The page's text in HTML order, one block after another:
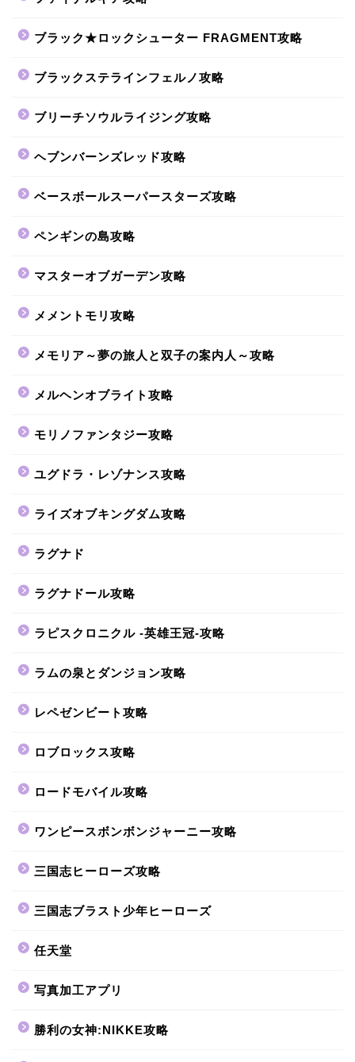
ブラック★ロックシューター FRAGMENT攻略
ブラックステラインフェルノ攻略
ブリーチソウルライジング攻略
ヘブンバーンズレッド攻略
ベースボールスーパースターズ攻略
ペンギンの島攻略
マスターオブガーデン攻略
メメントモリ攻略
メモリア～夢の旅人と双子の案内人～攻略
メルヘンオブライト攻略
モリノファンタジー攻略
ユグドラ・レゾナンス攻略
ライズオブキングダム攻略
ラグナド
ラグナドール攻略
ラピスクロニクル -英雄王冠-攻略
ラムの泉とダンジョン攻略
レペゼンビート攻略
ロブロックス攻略
ロードモバイル攻略
ワンピースボンボンジャーニー攻略
三国志ヒーローズ攻略
三国志ブラスト少年ヒーローズ
任天堂
写真加工アプリ
勝利の女神:NIKKE攻略